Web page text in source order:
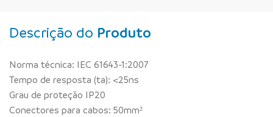
Descrição do Produto
Norma técnica: IEC 61643-1:2007
Tempo de resposta (ta): <25ns
Grau de proteção IP20
Conectores para cabos: 50mm²